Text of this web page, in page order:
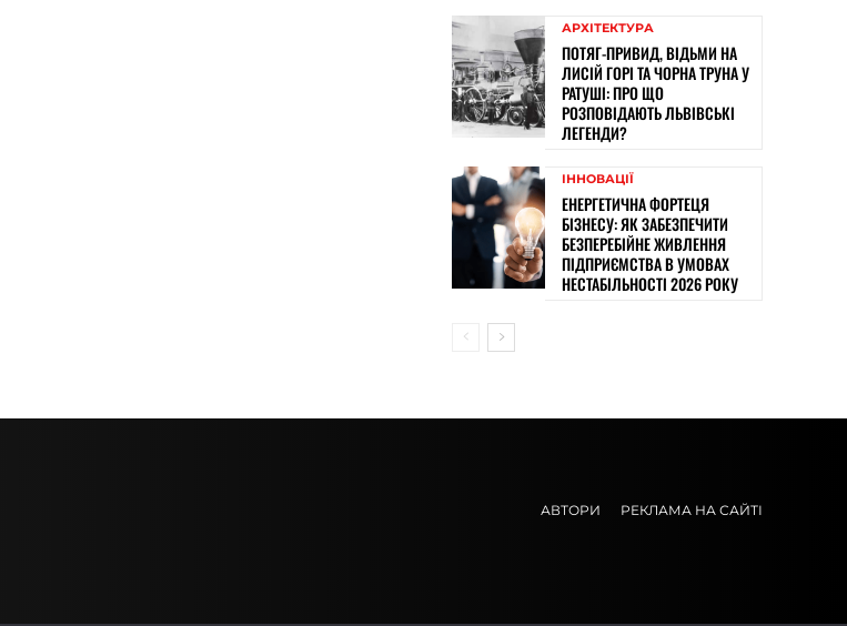
АРХІТЕКТУРА
ПОТЯГ-ПРИВИД, ВІДЬМИ НА
ЛИСІЙ ГОРІ ТА ЧОРНА ТРУНА У
РАТУШІ: ПРО ЩО
РОЗПОВІДАЮТЬ ЛЬВІВСЬКІ
ЛЕГЕНДИ?
ІННОВАЦІЇ
ЕНЕРГЕТИЧНА ФОРТЕЦЯ
БІЗНЕСУ: ЯК ЗАБЕЗПЕЧИТИ
БЕЗПЕРЕБІЙНЕ ЖИВЛЕННЯ
ПІДПРИЄМСТВА В УМОВАХ
НЕСТАБІЛЬНОСТІ 2026 РОКУ
АВТОРИ РЕКЛАМА НА САЙТІ